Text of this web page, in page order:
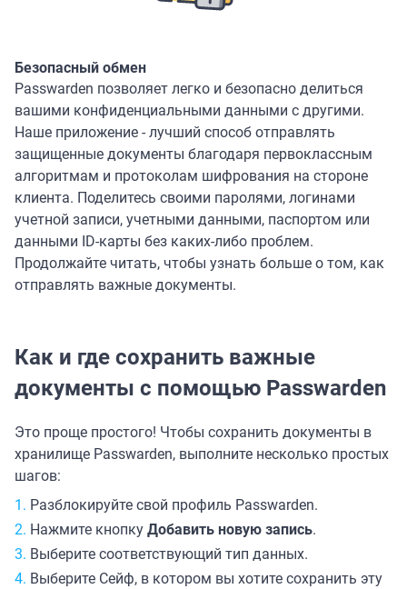
Безопасный обмен
Passwarden позволяет легко и безопасно делиться
вашими конфиденциальными данными с другими.
Наше приложение - лучший способ отправлять
защищенные документы благодаря первоклассным
алгоритмам и протоколам шифрования на стороне
клиента. Поделитесь своими паролями, логинами
учетной записи, учетными данными, паспортом или
данными ID-карты без каких-либо проблем.
Продолжайте читать, чтобы узнать больше о том, как
отправлять важные документы.
Как и где сохранить важные
документы с помощью Passwarden
Это проще простого! Чтобы сохранить документы в
хранилище Passwarden, выполните несколько простых
шагов:
Разблокируйте свой профиль Passwarden.
Нажмите кнопку Добавить новую запись.
Выберите соответствующий тип данных.
Выберите Сейф, в котором вы хотите сохранить эту